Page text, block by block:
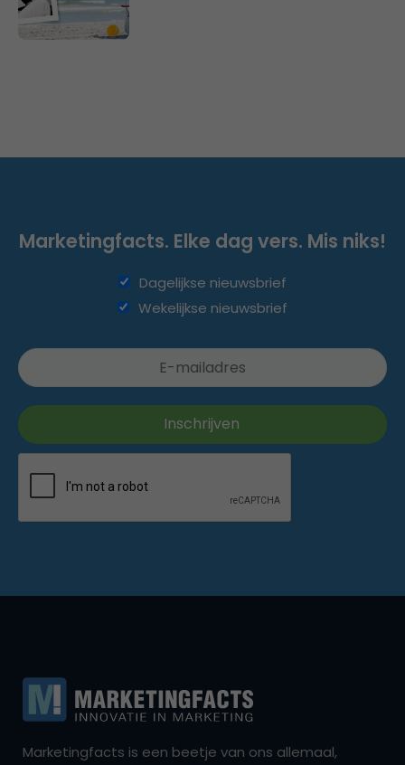
Marketingfacts. Elke dag vers. Mis niks!
Dagelijkse nieuwsbrief
Wekelijkse nieuwsbrief
Marketingfacts is een beetje van ons allemaal,